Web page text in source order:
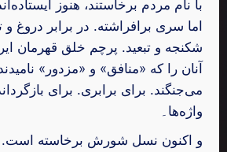
با نام مردم برخاستند، هنوز
اما سری برافراشته. در برابر دروغ و
شکنجه و تبعید. پرچم خلق قهرمان
آنان را که «منافق» و «مزدور»
می‌جنگند. برای برابری. برای
واژه‌ها۔
و اکنون نسل شورش برخاسته است.